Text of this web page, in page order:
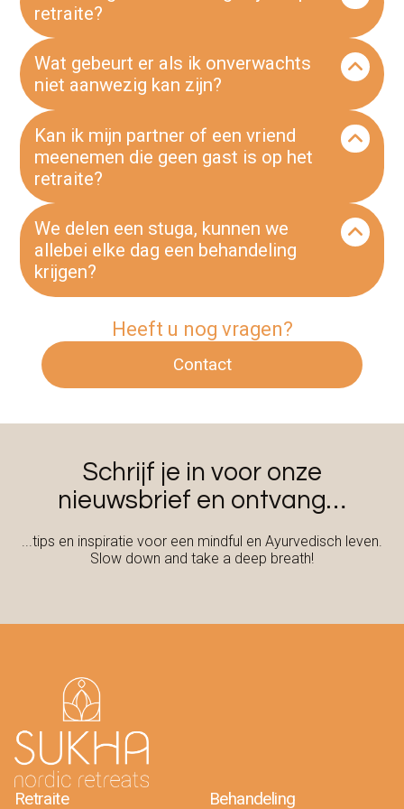
retraite?
We ontvangen maximaal 4 gasten per retraite.
Wat gebeurt er als ik onverwachts
niet aanwezig kan zijn?
Als je onverwachts niet kunt komen, gelden
onze annuleringsregels. Je hebt ook de
mogelijkheid om een annuleringsverzekering of
reisverzekering af te sluiten. Het is wel mogelijk
om iemand anders te laten komen in jouw
plaats.
Kan ik mijn partner of een vriend
meenemen die geen gast is op het
retraite?
Dit is zeker mogelijk. Hou er rekening mee dat
je verblijf dan waarschijnlijk meer een vakantie
wordt, en minder een retraite.
We delen een stuga, kunnen we
allebei elke dag een behandeling
krijgen?
kunnen dit niet van tevoren beloven, maar we
kunnen het natuurlijk ter plaatse bekijken.
Heeft u nog vragen?
Contact
Schrijf je in voor onze
nieuwsbrief en ontvang…
...tips en inspiratie voor een mindful en Ayurvedisch leven.
Slow down and take a deep breath!
Retraite Behandeling